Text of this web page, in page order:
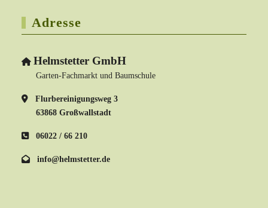
Adresse
Helmstetter GmbH
Garten-Fachmarkt und Baumschule
Flurbereinigungsweg 3
63868 Großwallstadt
06022 / 66 210
info@helmstetter.de